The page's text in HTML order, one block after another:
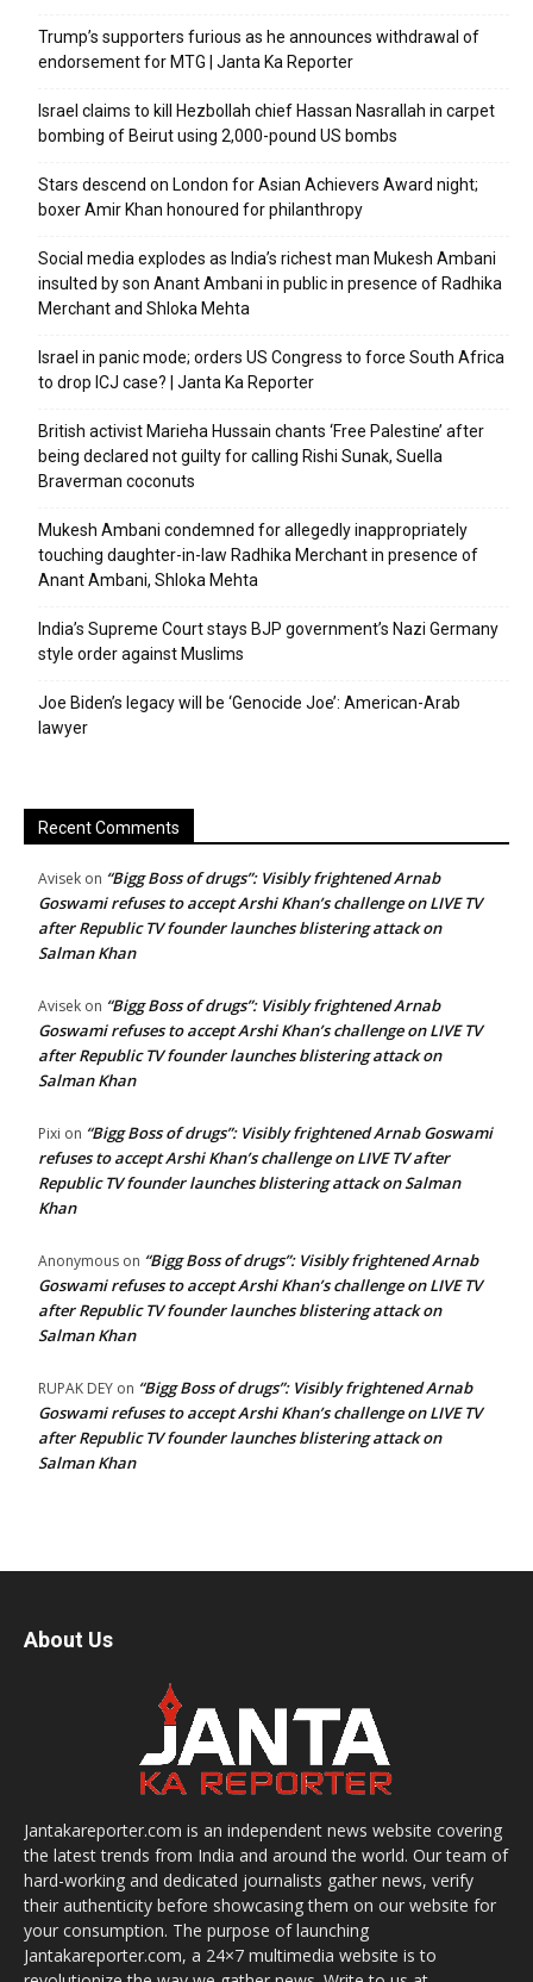
Trump’s supporters furious as he announces withdrawal of
endorsement for MTG | Janta Ka Reporter
Israel claims to kill Hezbollah chief Hassan Nasrallah in carpet
bombing of Beirut using 2,000-pound US bombs
Stars descend on London for Asian Achievers Award night;
boxer Amir Khan honoured for philanthropy
Social media explodes as India’s richest man Mukesh Ambani
insulted by son Anant Ambani in public in presence of Radhika
Merchant and Shloka Mehta
Israel in panic mode; orders US Congress to force South Africa
to drop ICJ case? | Janta Ka Reporter
British activist Marieha Hussain chants ‘Free Palestine’ after
being declared not guilty for calling Rishi Sunak, Suella
Braverman coconuts
Mukesh Ambani condemned for allegedly inappropriately
touching daughter-in-law Radhika Merchant in presence of
Anant Ambani, Shloka Mehta
India’s Supreme Court stays BJP government’s Nazi Germany
style order against Muslims
Joe Biden’s legacy will be ‘Genocide Joe’: American-Arab
lawyer
Recent Comments
Avisek on “Bigg Boss of drugs”: Visibly frightened Arnab
Goswami refuses to accept Arshi Khan’s challenge on LIVE TV
after Republic TV founder launches blistering attack on
Salman Khan
Avisek on “Bigg Boss of drugs”: Visibly frightened Arnab
Goswami refuses to accept Arshi Khan’s challenge on LIVE TV
after Republic TV founder launches blistering attack on
Salman Khan
Pixi on “Bigg Boss of drugs”: Visibly frightened Arnab Goswami
refuses to accept Arshi Khan’s challenge on LIVE TV after
Republic TV founder launches blistering attack on Salman
Khan
Anonymous on “Bigg Boss of drugs”: Visibly frightened Arnab
Goswami refuses to accept Arshi Khan’s challenge on LIVE TV
after Republic TV founder launches blistering attack on
Salman Khan
RUPAK DEY on “Bigg Boss of drugs”: Visibly frightened Arnab
Goswami refuses to accept Arshi Khan’s challenge on LIVE TV
after Republic TV founder launches blistering attack on
Salman Khan
About Us
Jantakareporter.com is an independent news website covering
the latest trends from India and around the world. Our team of
hard-working and dedicated journalists gather news, verify
their authenticity before showcasing them on our website for
your consumption. The purpose of launching
Jantakareporter.com, a 24×7 multimedia website is to